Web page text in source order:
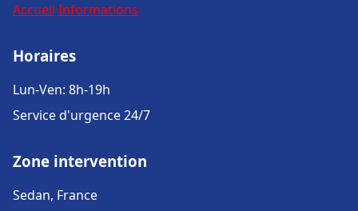
Accueil Informations
Horaires
Lun-Ven: 8h-19h
Service d'urgence 24/7
Zone intervention
Sedan, France